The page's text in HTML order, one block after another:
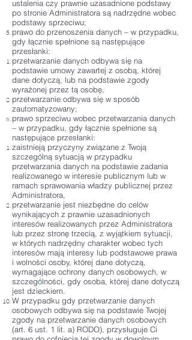
ustalenia czy prawnie uzasadnione podstawy
po stronie Administratora są nadrzędne wobec
podstawy sprzeciwu;
prawo do przenoszenia danych – w przypadku,
gdy łącznie spełnione są następujące
przesłanki:
przetwarzanie danych odbywa się na
podstawie umowy zawartej z osobą, której
dane dotyczą, lub na podstawie zgody
wyrażonej przez tą osobę,
przetwarzanie odbywa się w sposób
zautomatyzowany;
prawo sprzeciwu wobec przetwarzania danych
– w przypadku, gdy łącznie spełnione są
następujące przesłanki:
zaistnieją przyczyny związane z Twoją
szczególną sytuacją w przypadku
przetwarzania danych na podstawie zadania
realizowanego w interesie publicznym lub w
ramach sprawowania władzy publicznej przez
Administratora,
przetwarzanie jest niezbędne do celów
wynikających z prawnie uzasadnionych
interesów realizowanych przez Administratora
lub przez stronę trzecią, z wyjątkiem sytuacji,
w których nadrzędny charakter wobec tych
interesów mają interesy lub podstawowe prawa
i wolności osoby, której dane dotyczą,
wymagające ochrony danych osobowych, w
szczególności, gdy osoba, której dane dotyczą
jest dzieckiem.
W przypadku gdy przetwarzanie danych
osobowych odbywa się na podstawie Twojej
zgody na przetwarzanie danych osobowych
(art. 6 ust. 1 lit. a) RODO), przysługuje Ci